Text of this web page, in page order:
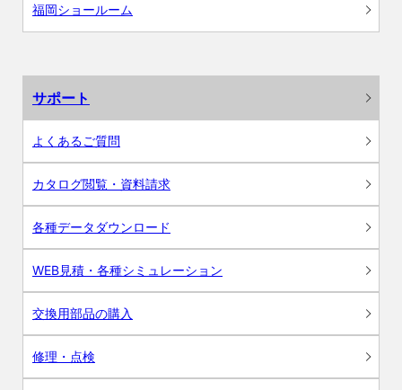
福岡ショールーム
サポート
よくあるご質問
カタログ閲覧・資料請求
各種データダウンロード
WEB見積・各種シミュレーション
交換用部品の購入
修理・点検